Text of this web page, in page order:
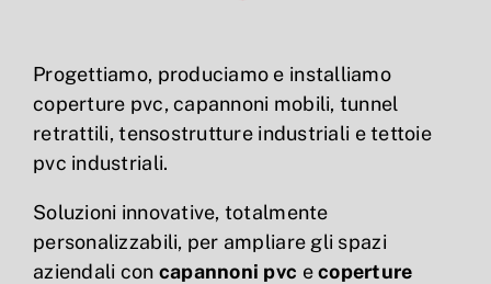
Progettiamo, produciamo e installiamo
coperture pvc, capannoni mobili, tunnel
retrattili, tensostrutture industriali e tettoie
pvc industriali.
Soluzioni innovative, totalmente
personalizzabili, per ampliare gli spazi
aziendali con capannoni pvc ecoperture